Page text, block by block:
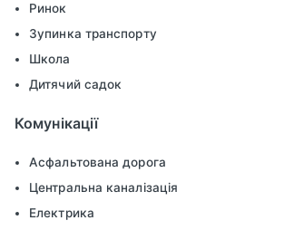
Ринок
Зупинка транспорту
Школа
Дитячий садок
Комунікації
Асфальтована дорога
Центральна каналізація
Електрика